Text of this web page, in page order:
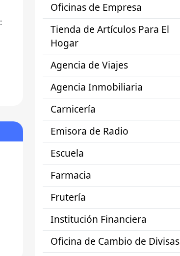
Oficinas de Empresa
Tienda de Artículos Para El
Hogar
Agencia de Viajes
Agencia Inmobiliaria
Carnicería
Emisora de Radio
Escuela
Farmacia
Frutería
Institución Financiera
Oficina de Cambio de Divisas